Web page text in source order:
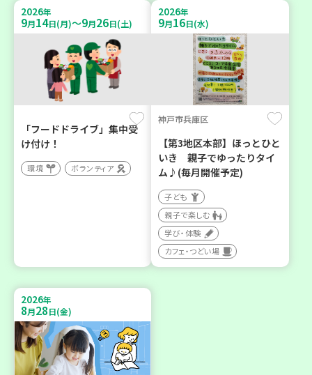
2026年
9月14日(月)～9月26日(土)
「フードドライブ」集中受
け付け！
環境 ボランティア
2026年
9月16日(水)
神戸市兵庫区
【第3地区本部】ほっとひと
いき 親子でゆったりタイ
ム♪(毎月開催予定)
子ども
親子で楽しむ
学び・体験
カフェ・つどい場
2026年
8月28日(金)